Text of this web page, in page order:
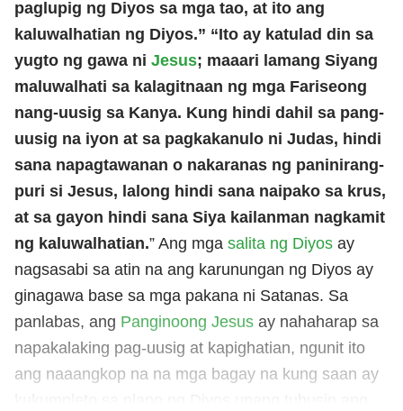
paglupig ng Diyos sa mga tao, at ito ang
kaluwalhatian ng Diyos.” “Ito ay katulad din sa
yugto ng gawa ni Jesus; maaari lamang Siyang
maluwalhati sa kalagitnaan ng mga Fariseong
nang-uusig sa Kanya. Kung hindi dahil sa pang-
uusig na iyon at sa pagkakanulo ni Judas, hindi
sana napagtawanan o nakaranas ng paninirang-
puri si Jesus, lalong hindi sana naipako sa krus,
at sa gayon hindi sana Siya kailanman nagkamit
ng kaluwalhatian.” Ang mga salita ng Diyos ay
nagsasabi sa atin na ang karunungan ng Diyos ay
ginagawa base sa mga pakana ni Satanas. Sa
panlabas, ang Panginoong Jesus ay nahaharap sa
napakalaking pag-uusig at kapighatian, ngunit ito
ang naaangkop na na mga bagay na kung saan ay